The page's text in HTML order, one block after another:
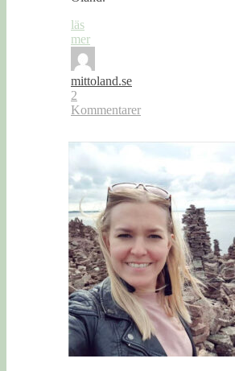
läs
mer
mittoland.se
2
Kommentarer